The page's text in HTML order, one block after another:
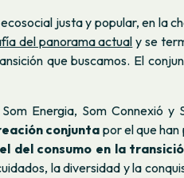
justa y popular, en la
del panorama actual y se
que buscamos. El
Energia, Som Connexió y
conjunta por el que
del consumo en la
la diversidad y la